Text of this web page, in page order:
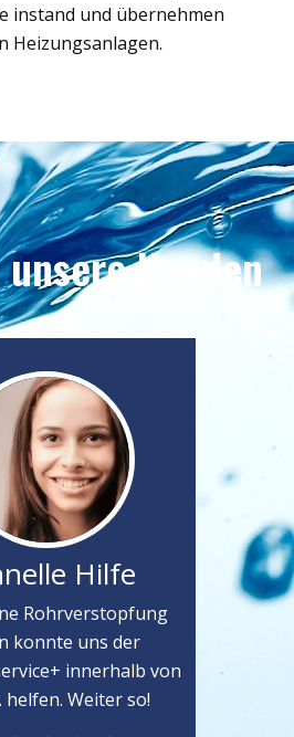
instand und übernehmen
Heizungsanlagen.
Kunden
Hilfe
Rohrverstopfung
konnte uns der
innerhalb von
helfen. Weiter so!